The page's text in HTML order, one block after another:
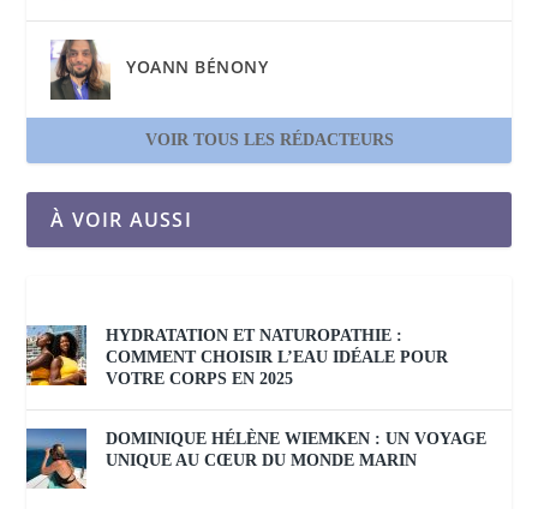
YOANN BÉNONY
VOIR TOUS LES RÉDACTEURS
À VOIR AUSSI
HYDRATATION ET NATUROPATHIE :
COMMENT CHOISIR L’EAU IDÉALE POUR
VOTRE CORPS EN 2025
DOMINIQUE HÉLÈNE WIEMKEN : UN VOYAGE
UNIQUE AU CŒUR DU MONDE MARIN